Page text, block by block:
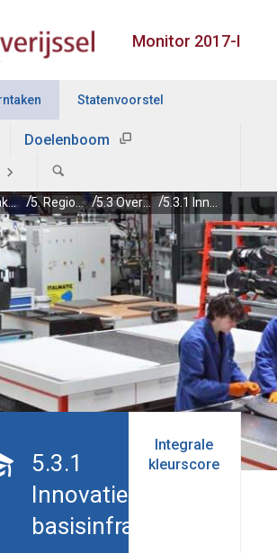
Monitor 2017-I
Statenvoorstel
Doelenboom
Kerntaken 5. Regionale economie 5.3 Overijssel investeert in innovatie
5.3.1
Innovatie
basisinfrastructuur
Integrale
kleurscore